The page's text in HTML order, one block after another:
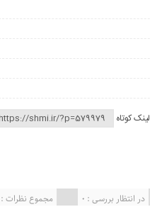
لینک کوتاه
مجموع نظرات : 0 در انتظار بررسی : 0